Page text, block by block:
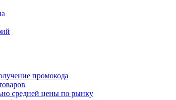
промокода
средней цены по рынку